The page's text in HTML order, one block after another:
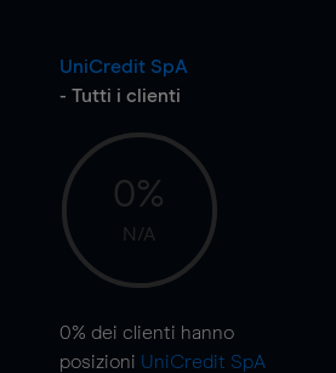
UniCredit SpA
- Tutti i clienti
0%
N/A
0% dei clienti hanno
posizioni UniCredit SpA